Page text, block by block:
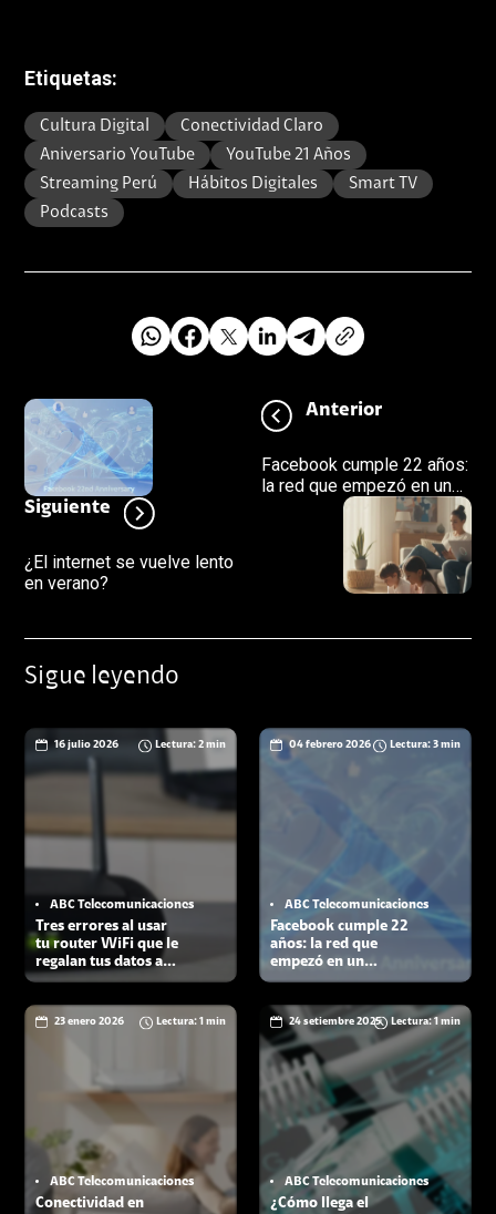
Etiquetas:
Cultura Digital
Conectividad Claro
Aniversario YouTube
YouTube 21 Años
Streaming Perú
Hábitos Digitales
Smart TV
Podcasts
Anterior
Facebook cumple 22 años:
la red que empezó en un
campus y terminó
conectando al mundo
Siguiente
¿El internet se vuelve lento
en verano?
Sigue leyendo
16 julio 2026 Lectura: 2 min
ABC Telecomunicaciones
Tres errores al usar
tu router WiFi que le
regalan tus datos a
los ciberdelincuentes
04 febrero 2026 Lectura: 3 min
ABC Telecomunicaciones
Facebook cumple 22
años: la red que
empezó en un
campus y terminó
mundo
23 enero 2026 Lectura: 1 min
ABC Telecomunicaciones
Conectividad en
24 setiembre 2025 Lectura: 1 min
ABC Telecomunicaciones
¿Cómo llega el